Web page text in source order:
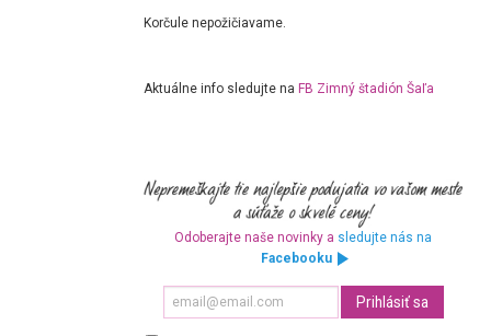
Korčule nepožičiavame.
Aktuálne info sledujte naFB Zimný štadión Šaľa
Odoberajte naše novinky a sledujte nás na
Facebooku